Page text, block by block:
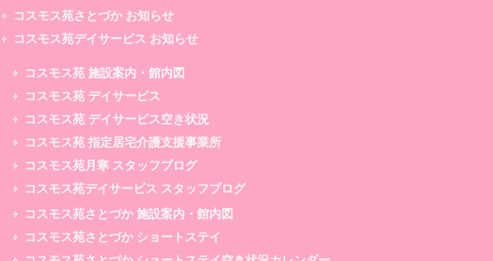
コスモス苑さとづか お知らせ
コスモス苑デイサービス お知らせ
コスモス苑 施設案内・館内図
コスモス苑 デイサービス
コスモス苑 デイサービス空き状況
コスモス苑 指定居宅介護支援事業所
コスモス苑月寒 スタッフブログ
コスモス苑デイサービス スタッフブログ
コスモス苑さとづか 施設案内・館内図
コスモス苑さとづか ショートステイ